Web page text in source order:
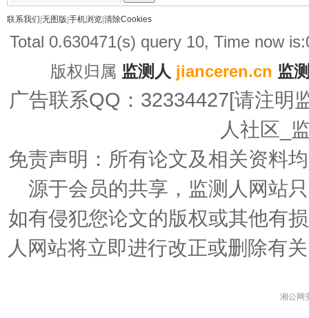
联系我们 无图版 手机浏览 清除Cookies
Total 0.630471(s) query 10, Time now
版权归属 监测人 jianceren.cn 监
广告联系QQ：32334427[请注明
人社区_
免责声明：所有论文及相关资料
源于会员的共享，监测人网站
如有侵犯您论文的版权或其他有
人网站将立即进行改正或删除有
湘公网